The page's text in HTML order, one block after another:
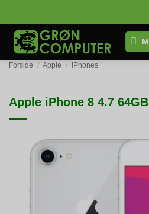
til
indhold
Forside / Apple / iPhones
Apple iPhone 8 4.7